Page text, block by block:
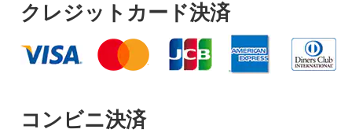
クレジットカード決済
コンビニ決済